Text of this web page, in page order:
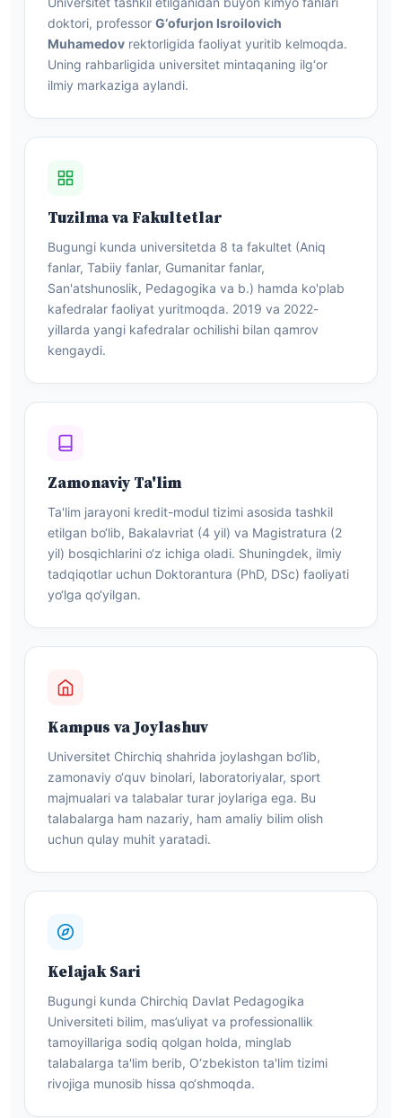
doktori, professor G‘ofurjon Isroilovich
Muhamedov rektorligida faoliyat yuritib kelmoqda.
Uning rahbarligida universitet mintaqaning ilg‘or
ilmiy markaziga aylandi.
Tuzilma va Fakultetlar
Bugungi kunda universitetda 8 ta fakultet (Aniq
fanlar, Tabiiy fanlar, Gumanitar fanlar,
San'atshunoslik, Pedagogika va b.) hamda ko'plab
kafedralar faoliyat yuritmoqda. 2019 va 2022-
yillarda yangi kafedralar ochilishi bilan qamrov
kengaydi.
Zamonaviy Ta'lim
Ta'lim jarayoni kredit-modul tizimi asosida tashkil
etilgan bo‘lib, Bakalavriat (4 yil) va Magistratura (2
yil) bosqichlarini o‘z ichiga oladi. Shuningdek, ilmiy
tadqiqotlar uchun Doktorantura (PhD, DSc) faoliyati
yo‘lga qo‘yilgan.
Kampus va Joylashuv
Universitet Chirchiq shahrida joylashgan bo‘lib,
zamonaviy o‘quv binolari, laboratoriyalar, sport
majmualari va talabalar turar joylariga ega. Bu
talabalarga ham nazariy, ham amaliy bilim olish
uchun qulay muhit yaratadi.
Kelajak Sari
Bugungi kunda Chirchiq Davlat Pedagogika
Universiteti bilim, mas’uliyat va professionallik
tamoyillariga sodiq qolgan holda, minglab
talabalarga ta'lim berib, O‘zbekiston ta'lim tizimi
rivojiga munosib hissa qo‘shmoqda.